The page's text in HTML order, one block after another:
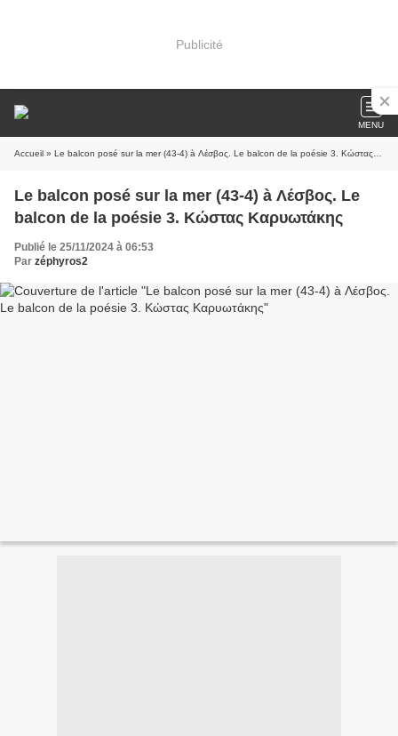
Publicité
MENU
Accueil » Le balcon posé sur la mer (43-4) à Λέσβος. Le balcon de la poésie 3. Κώστας Καρυωτάκης
Le balcon posé sur la mer (43-4) à Λέσβος. Le
balcon de la poésie 3. Κώστας Καρυωτάκης
Publié le 25/11/2024 à 06:53
Par zéphyros2